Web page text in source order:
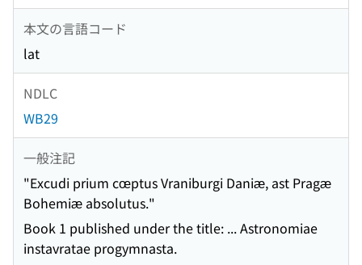
本文の言語コード
lat
NDLC
WB29
一般注記
"Excudi prium cœptus Vraniburgi Daniæ, ast Pragæ
Bohemiæ absolutus."
Book 1 published under the title: ... Astronomiae
instavratae progymnasta.